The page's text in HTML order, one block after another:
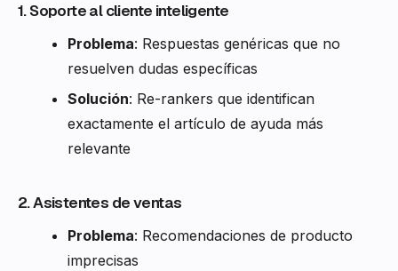
1. Soporte al cliente inteligente
Problema: Respuestas genéricas que no
resuelven dudas específicas
Solución: Re-rankers que identifican
exactamente el artículo de ayuda más
relevante
2. Asistentes de ventas
Problema: Recomendaciones de producto
imprecisas